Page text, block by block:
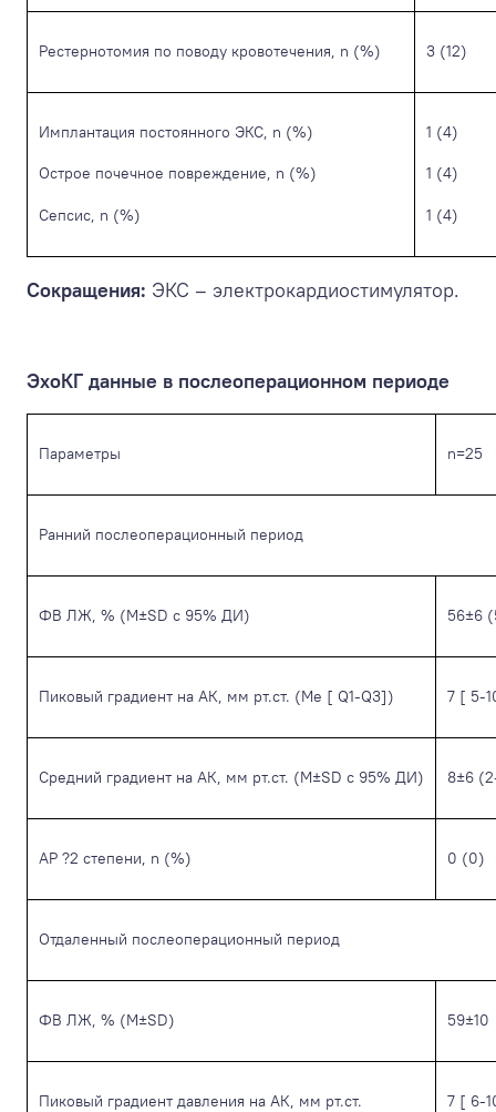
Рестернотомия по поводу кровотечения, n (%) 3 (12)
Имплантация постоянного ЭКС, n (%)
Острое почечное повреждение, n (%)
Сепсис, n (%)
1 (4)
1 (4)
1 (4)
Сокращения: ЭКС – электрокардиостимулятор.
ЭхоКГ данные в послеоперационном периоде
Параметры n=25
Ранний послеоперационный период
ФВ ЛЖ, % (M±SD с 95% ДИ) 56±6
Пиковый градиент на АК, мм рт.ст. (Me [ Q1-Q3]) 7 [ 5-
Средний градиент на АК, мм рт.ст. (M±SD с 95% ДИ) 8±6
АР ?2 степени, n (%) 0 (0)
Отдаленный послеоперационный период
ФВ ЛЖ, % (M±SD) 59±10
Пиковый градиент давления на АК, мм рт.ст. 7 [ 6-